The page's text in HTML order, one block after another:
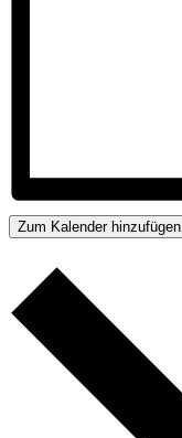
Zum Kalender hinzufügen